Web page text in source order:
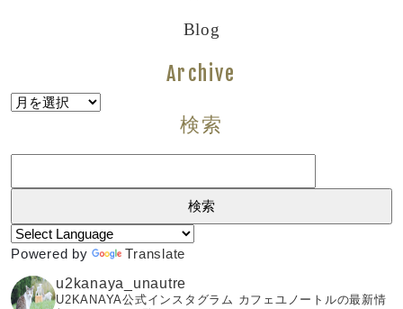
Blog
Archive
Archive
検索
Powered by
Translate
u2kanaya_unautre
U2KANAYA公式インスタグラム カフェユノートルの最新情